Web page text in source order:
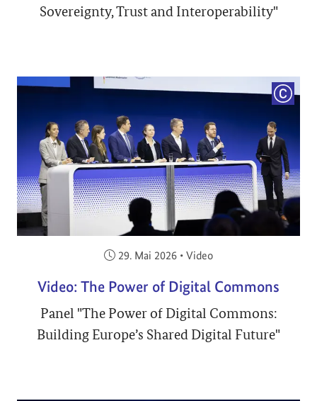
Sovereignty, Trust and Interoperability"
Veröffentlicht am:
29. Mai 2026 • Video
Video: The Power of Digital Commons
Panel "The Power of Digital Commons:
Building Europe’s Shared Digital Future"